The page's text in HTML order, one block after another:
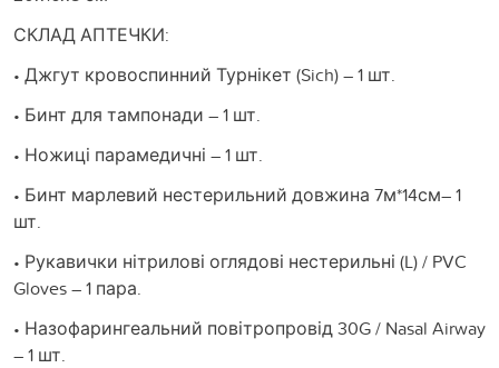
СКЛАД АПТЕЧКИ:
• Джгут кровоспинний Турнікет (Sich) – 1 шт.
• Бинт для тампонади – 1 шт.
• Ножиці парамедичні – 1 шт.
• Бинт марлевий нестерильний довжина 7м*14см– 1
шт.
• Рукавички нітрилові оглядові нестерильні (L) / PVC
Gloves – 1 пара.
• Назофарингеальний повітропровід 30G / Nasal Airway
– 1 шт.